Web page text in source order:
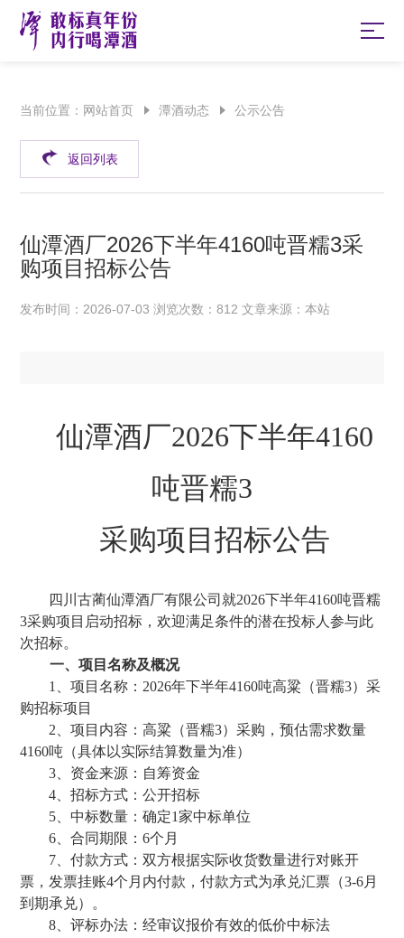
当前位置： 网站首页 潭酒动态 公示公告
返回列表
仙潭酒厂2026下半年4160吨晋糯3采
购项目招标公告
发布时间：2026-07-03 浏览次数：812 文章来源：本站
仙潭酒厂2026下半年4160
吨晋糯3
采购项目 招标公告
四川古蔺仙潭酒厂有限公司就2026下半年4160吨晋糯
3采购项目启动招标，欢迎满足条件的潜在投标人参与此
次招标。
一、项目名称及概况
1、项目名称： 2026年下半年4160吨高粱（晋糯3）采
购招标项目
2、项目内容：高粱（晋糯3）采购，预估需求数量
4160吨 （具体以实际结算数量为准）
3、资金来源：自筹资金
4、招标方式：公开招标
5、中标数量：确定1家中标单位
6、合同期限：6个月
7、付款方式 ：双方根据实际收货数量进行对账开
票 ， 发票挂账4个月 内付款，付款方式为承兑汇票（3-6月
到期承兑） 。
8、评标办法：经审议报价有效的低价中标法